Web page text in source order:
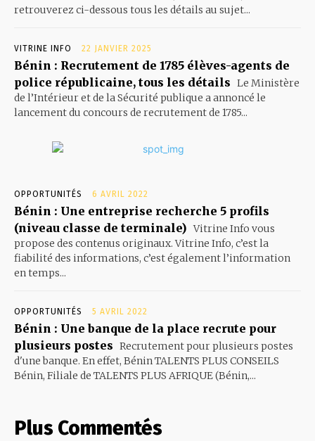
retrouverez ci-dessous tous les détails au sujet...
VITRINE INFO 22 JANVIER 2025
Bénin : Recrutement de 1785 élèves-agents de
police républicaine, tous les détails Le Ministère
de l’Intérieur et de la Sécurité publique a annoncé le
lancement du concours de recrutement de 1785...
OPPORTUNITÉS 6 AVRIL 2022
Bénin : Une entreprise recherche 5 profils
(niveau classe de terminale) Vitrine Info vous
propose des contenus originaux. Vitrine Info, c’est la
fiabilité des informations, c’est également l’information
en temps...
OPPORTUNITÉS 5 AVRIL 2022
Bénin : Une banque de la place recrute pour
plusieurs postes Recrutement pour plusieurs postes
d'une banque. En effet, Bénin TALENTS PLUS CONSEILS
Bénin, Filiale de TALENTS PLUS AFRIQUE (Bénin,...
Plus Commentés